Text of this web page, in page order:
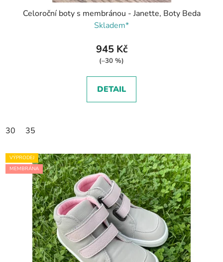
Celoroční boty s membránou - Janette, Boty Beda
Skladem*
945 Kč
(–30 %)
DETAIL
30 35
VÝPRODEJ
MEMBRÁNA